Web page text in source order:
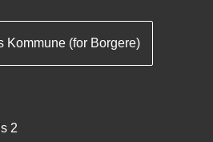
Kommune (for Borgere)
2